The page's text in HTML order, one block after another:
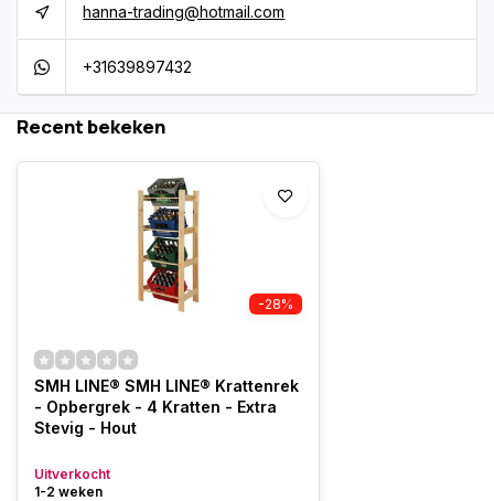
hanna-trading@hotmail.com
+31639897432
Recent bekeken
-28%
SMH LINE® SMH LINE® Krattenrek
- Opbergrek - 4 Kratten - Extra
Stevig - Hout
Uitverkocht
1-2 weken